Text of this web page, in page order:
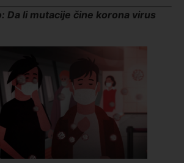
Da li mutacije čine korona virus